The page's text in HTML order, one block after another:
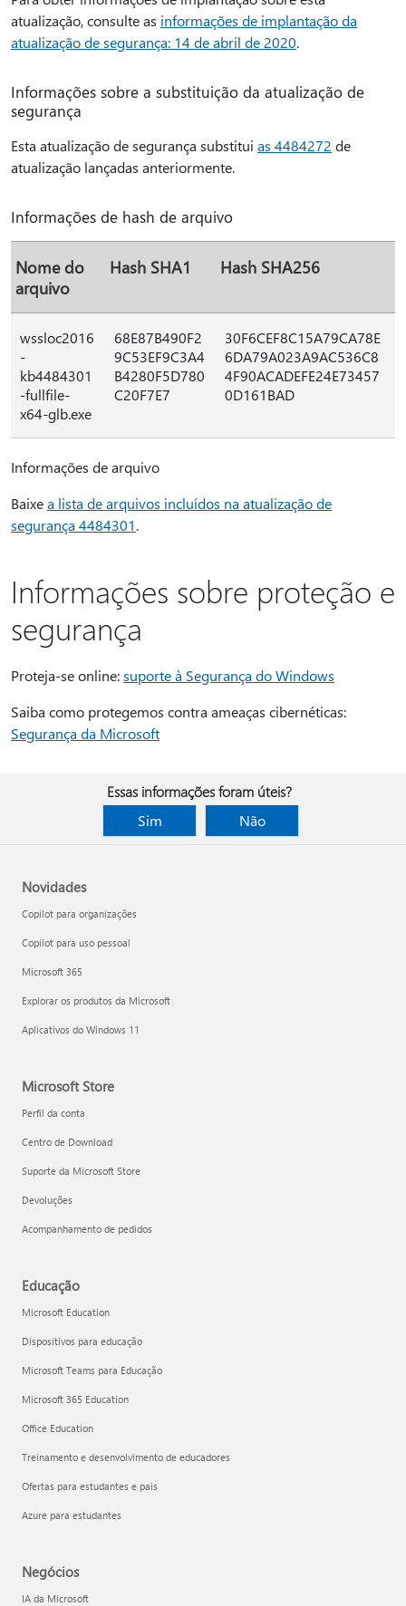
atualização, consulte as informações de implantação da
atualização de segurança: 14 de abril de 2020.
Informações sobre a substituição da atualização de
segurança
Esta atualização de segurança substitui as 4484272 de
atualização lançadas anteriormente.
Informações de hash de arquivo
Nome do
arquivo
Hash SHA1 Hash SHA256
wssloc2016
-
kb4484301
-fullfile-
x64-glb.exe
68E87B490F2
9C53EF9C3A4
B4280F5D780
C20F7E7
30F6CEF8C15A79CA78E
6DA79A023A9AC536C8
4F90ACADEFE24E73457
0D161BAD
Informações de arquivo
Baixea lista de arquivos incluídos na atualização de
segurança 4484301.
Informações sobre proteção e
segurança
Proteja-se online:suporte à Segurança do Windows
Saiba como protegemos contra ameaças cibernéticas:
Segurança da Microsoft
Essas informações foram úteis?
Sim
Não
Novidades
Copilot para organizações
Copilot para uso pessoal
Microsoft 365
Explorar os produtos da Microsoft
Aplicativos do Windows 11
Microsoft Store
Perfil da conta
Centro de Download
Suporte da Microsoft Store
Devoluções
Acompanhamento de pedidos
Educação
Microsoft Education
Dispositivos para educação
Microsoft Teams para Educação
Microsoft 365 Education
Office Education
Treinamento e desenvolvimento de educadores
Ofertas para estudantes e pais
Azure para estudantes
Negócios
IA da Microsoft